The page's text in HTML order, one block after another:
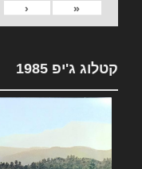
«
‹
קטלוג ג'יפ 1985